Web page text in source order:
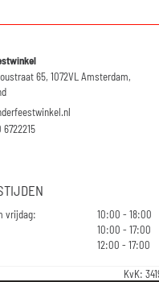
65, 1072VL Amsterdam,
6722215
vrijdag:
10:00 - 18:00
10:00 - 17:00
12:00 - 17:00
KvK: